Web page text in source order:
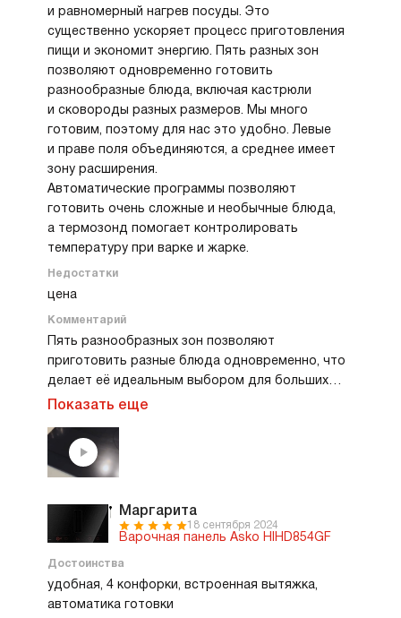
и равномерный нагрев посуды. Это
существенно ускоряет процесс приготовления
пищи и экономит энергию. Пять разных зон
позволяют одновременно готовить
разнообразные блюда, включая кастрюли
и сковороды разных размеров. Мы много
готовим, поэтому для нас это удобно. Левые
и праве поля объединяются, а среднее имеет
зону расширения.
Автоматические программы позволяют
готовить очень сложные и необычные блюда,
а термозонд помогает контролировать
температуру при варке и жарке.
Недостатки
цена
Комментарий
Пять разнообразных зон позволяют
приготовить разные блюда одновременно, что
делает её идеальным выбором для больших
семей и гурманов. Несмотря на некоторые
качеством и функциональностью этой варочной
панели.
Показать еще
Маргарита
18 сентября 2024
Варочная панель Asko HIHD854GF
Достоинства
удобная, 4 конфорки, встроенная вытяжка,
автоматика готовки